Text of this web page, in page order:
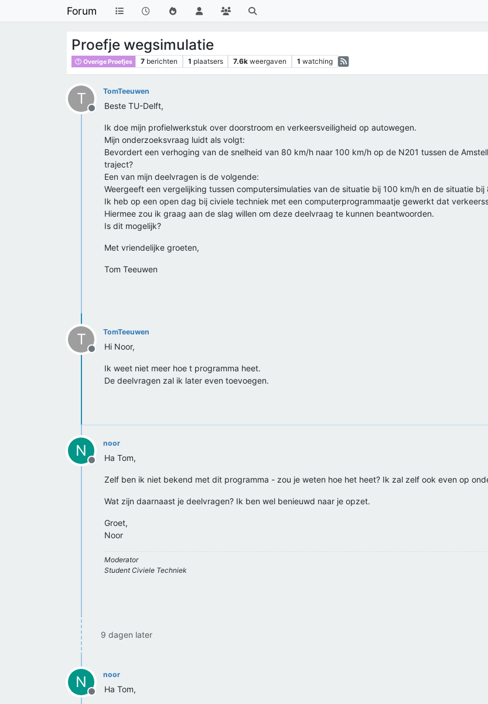
Forum
Proefje wegsimulatie
Overige Proefjes 7 berichten 1 plaatsers 7.6k weergaven 1 watching
T
Offline
TomTeeuwen
Beste TU-Delft,
Ik doe mijn profielwerkstuk over doorstroom en verkeersveiligheid op autowegen.
Mijn onderzoeksvraag luidt als volgt:
Bevordert een verhoging van de snelheid van 80 km/h naar 100 km/h op de N201 tussen de
traject?
Een van mijn deelvragen is de volgende:
Weergeeft een vergelijking tussen computersimulaties van de situatie bij 100 km/h en de situatie
Ik heb op een open dag bij civiele techniek met een computerprogrammaatje gewerkt dat
Hiermee zou ik graag aan de slag willen om deze deelvraag te kunnen beantwoorden.
Is dit mogelijk?
Met vriendelijke groeten,
Tom Teeuwen
T
Offline
TomTeeuwen
Hi Noor,
Ik weet niet meer hoe t programma heet.
De deelvragen zal ik later even toevoegen.
N
Offline
noor
Ha Tom,
Zelf ben ik niet bekend met dit programma - zou je weten hoe het heet? Ik zal zelf ook even op
Wat zijn daarnaast je deelvragen? Ik ben wel benieuwd naar je opzet.
Groet,
Noor
Moderator
Student Civiele Techniek
9 dagen later
N
Offline
noor
Ha Tom,